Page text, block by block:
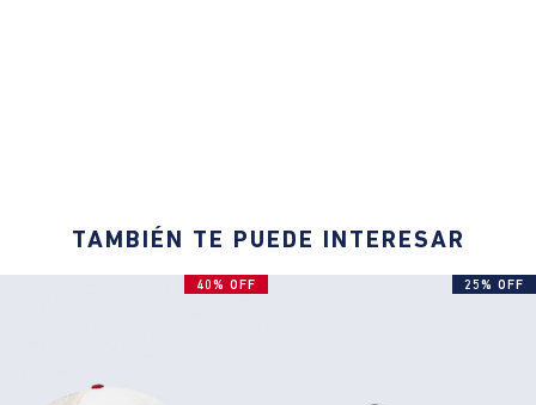
TAMBIÉN TE PUEDE INTERESAR
40% OFF 25% OFF